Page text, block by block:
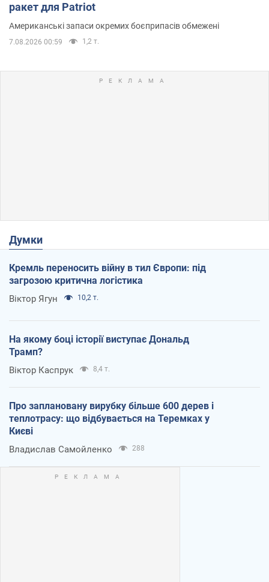
ракет для Patriot
Американські запаси окремих боєприпасів обмежені
7.08.2026 00:59 1,2 т.
Думки
Кремль переносить війну в тил Європи: під
загрозою критична логістика
Віктор Ягун 10,2 т.
На якому боці історії виступає Дональд
Трамп?
Віктор Каспрук 8,4 т.
Про заплановану вирубку більше 600 дерев і
теплотрасу: що відбувається на Теремках у
Києві
Владислав Самойленко 288